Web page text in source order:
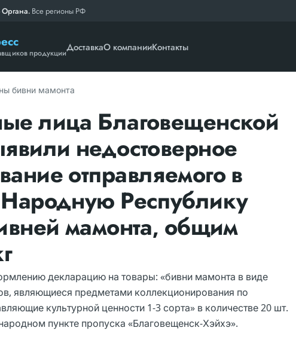
Органа. Все регионы РФ
продукцииДоставкаО компанииКонтакты
бивни мамонта
лица Благовещенской
недостоверное
отправляемого в
Республику
мамонта, общим
декларацию на товары: «бивни мамонта в виде
являющиеся предметами коллекционирования по
культурной ценности 1-3 сорта» в количестве 20 шт.
пункте пропуска «Благовещенск-Хэйхэ».